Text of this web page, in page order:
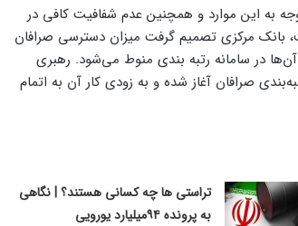
به این موارد و همچنین عدم شفافیت کافی در
بانک مرکزی تصمیم گرفت میزان دسترسی صرافان
در سامانه رتبه بندی منوط می‌شود. رهبری
صرافان آغاز شده و به زودی کار آن به اتمام
تراستی ها چه کسانی هستند؟ | نگاهی
به پرونده ۹۴میلیارد یورویی